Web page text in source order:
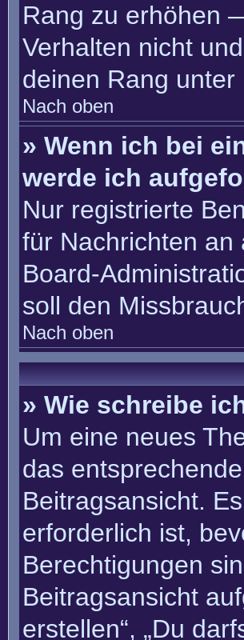
Rang zu erhöhen
Verhalten nicht
deinen Rang
Nach oben
» Wenn ich bei
werde ich
Nur registrierte
für Nachrichten an
Board-
soll den
Nach oben
» Wie schreibe
Um eine neues
das
Beitragsansicht.
erforderlich ist,
Berechtigungen
Beitragsansicht
erstellen“, „Du